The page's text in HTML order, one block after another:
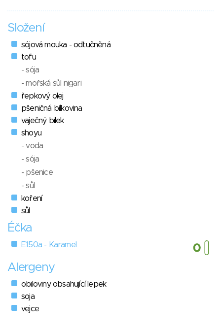
Složení
sójová mouka - odtučněná
tofu
- sója
- mořská sůl nigari
řepkový olej
pšeničná bílkovina
vaječný bílek
shoyu
- voda
- sója
- pšenice
- sůl
koření
sůl
Éčka
E150a - Karamel
Alergeny
obiloviny obsahující lepek
soja
vejce